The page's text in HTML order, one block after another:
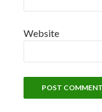
Website